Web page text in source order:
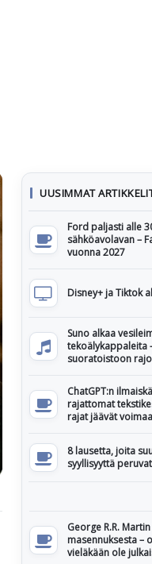
UUSIMMAT
Ford paljasti alle
sähköavolavan –
vuonna 2027
Disney+ ja Tiktok
Suno alkaa
tekoälykappaleita
suoratoistoon
ChatGPT:n
rajattomat
rajat jäävät
8 lausetta, joita
syyllisyyttä
George R.R.
masennuksesta –
vieläkään ole